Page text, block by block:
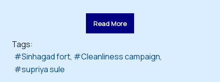
Read More
Tags:
Sinhagad fort
Cleanliness campaign
supriya sule